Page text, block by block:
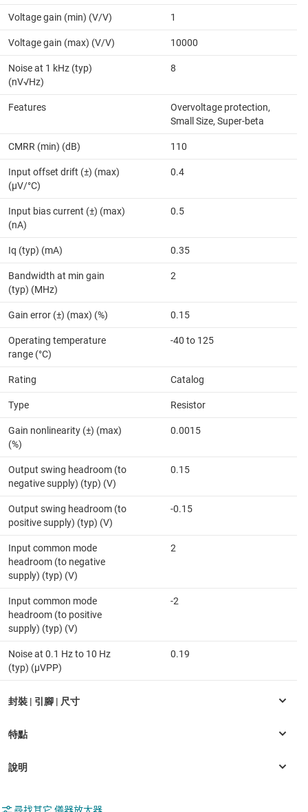
Voltage gain (min) (V/V) 1
Voltage gain (max) (V/V) 10000
Noise at 1 kHz (typ)
(nV√Hz)
8
Features
Overvoltage protection,
Small Size, Super-beta
CMRR (min) (dB) 110
Input offset drift (±) (max)
(µV/°C)
0.4
Input bias current (±) (max)
(nA)
0.5
Iq (typ) (mA) 0.35
Bandwidth at min gain
(typ) (MHz)
2
Gain error (±) (max) (%) 0.15
Operating temperature
range (°C)
-40 to 125
Rating Catalog
Type Resistor
Gain nonlinearity (±) (max)
(%)
0.0015
Output swing headroom (to
negative supply) (typ) (V)
0.15
Output swing headroom (to
positive supply) (typ) (V)
-0.15
Input common mode
headroom (to negative
supply) (typ) (V)
2
Input common mode
headroom (to positive
supply) (typ) (V)
-2
Noise at 0.1 Hz to 10 Hz
(typ) (µVPP)
0.19
尋找其它 儀器放大器